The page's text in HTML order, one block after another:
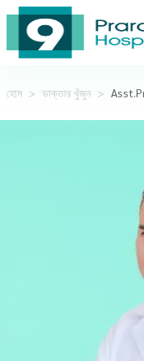
হোম > ডাক্তার খুঁজুন >